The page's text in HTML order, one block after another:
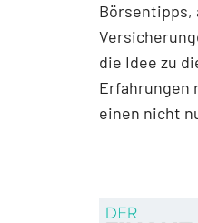
Börsentipps,
die Idee zu
Erfahrungen
einen nicht